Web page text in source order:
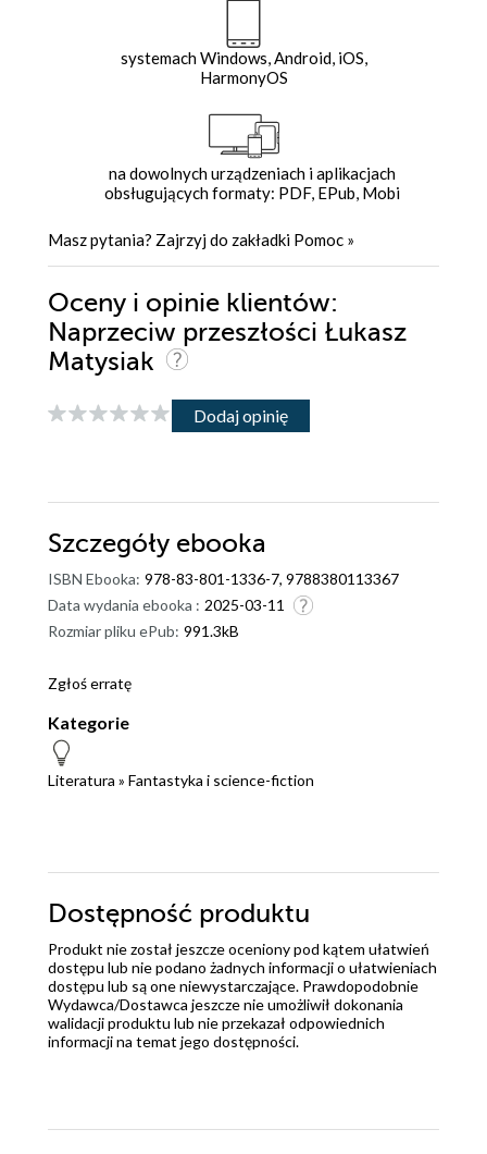
systemach Windows, Android, iOS,
HarmonyOS
na dowolnych urządzeniach i aplikacjach
obsługujących formaty: PDF, EPub, Mobi
Masz pytania? Zajrzyj do zakładki Pomoc »
Oceny i opinie klientów:
Naprzeciw przeszłości Łukasz
Matysiak
Dodaj opinię
Szczegóły ebooka
ISBN Ebooka: 978-83-801-1336-7, 9788380113367
Data wydania ebooka : 2025-03-11
Rozmiar pliku ePub: 991.3kB
Zgłoś erratę
Kategorie
Literatura » Fantastyka i science-fiction
Dostępność produktu
Produkt nie został jeszcze oceniony pod kątem ułatwień
dostępu lub nie podano żadnych informacji o ułatwieniach
dostępu lub są one niewystarczające. Prawdopodobnie
Wydawca/Dostawca jeszcze nie umożliwił dokonania
walidacji produktu lub nie przekazał odpowiednich
informacji na temat jego dostępności.